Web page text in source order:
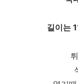
길이는